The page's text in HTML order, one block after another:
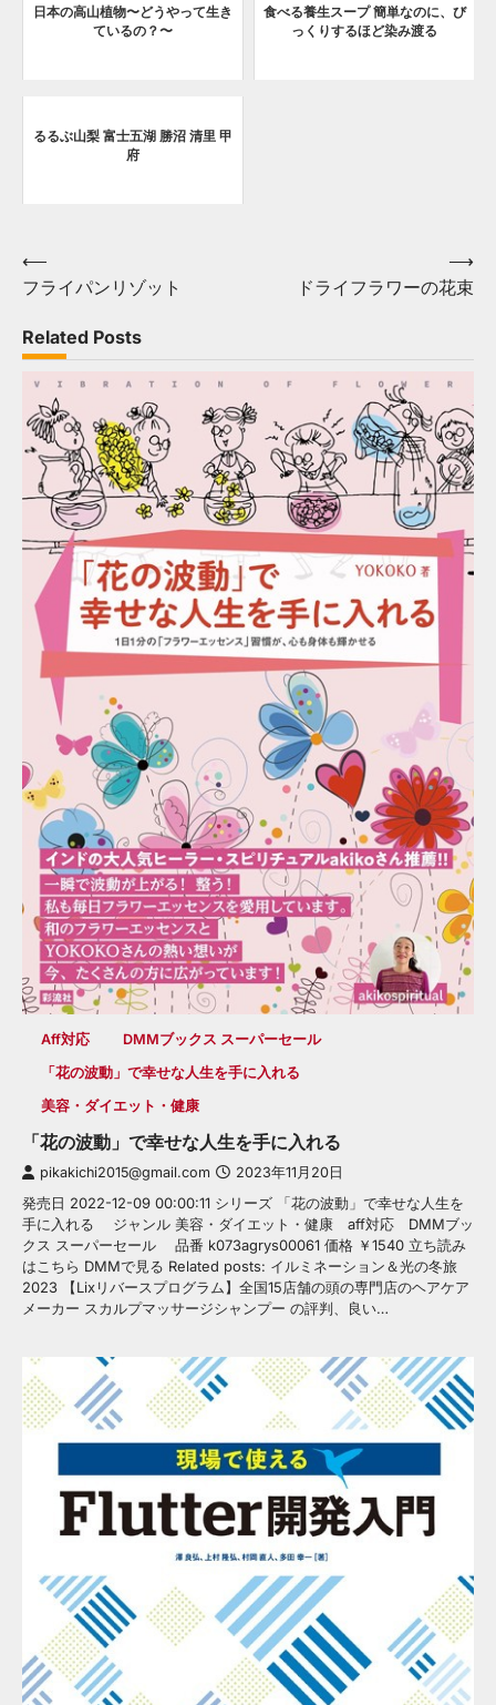
日本の高山植物〜どうやって生き
ているの？〜
食べる養生スープ 簡単なのに、び
っくりするほど染み渡る
るるぶ山梨 富士五湖 勝沼 清里 甲
府
Post
navigation
⟵
フライパンリゾット
ドライフラワーの花束
⟶
Related Posts
Aff対応
DMMブックス スーパーセール
「花の波動」で幸せな人生を手に入れる
美容・ダイエット・健康
「花の波動」で幸せな人生を手に入れる
pikakichi2015@gmail.com 2023年11月20日
発売日 2022-12-09 00:00:11 シリーズ 「花の波動」で幸せな人生を
手に入れる ジャンル 美容・ダイエット・健康 aff対応 DMMブッ
クス スーパーセール 品番 k073agrys00061 価格 ￥1540 立ち読み
はこちら DMMで見る Related posts: イルミネーション＆光の冬旅
2023 【Lixリバースプログラム】全国15店舗の頭の専門店のヘアケア
メーカー スカルプマッサージシャンプー の評判、良い…